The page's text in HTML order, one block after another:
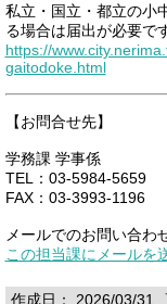
私立・国立・都立の小
る場合は届出が必要で
https://
gaitodoke.html
【お問合せ先】
学務課 学事係
TEL：03-5984-5659
FAX：03-3993-1196
メールでのお問い合わ
この担当課にメールを
作成日： 2026/03/31